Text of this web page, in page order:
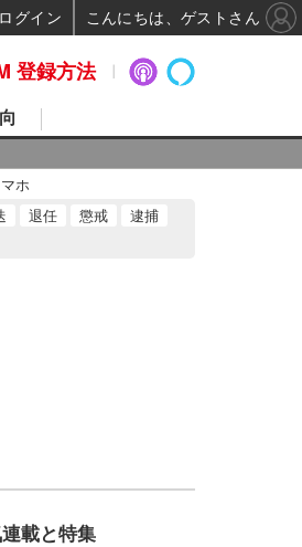
ホ
退任 懲戒
逮捕
載と特集
登録方法
ログイン こんにちは、ゲストさん